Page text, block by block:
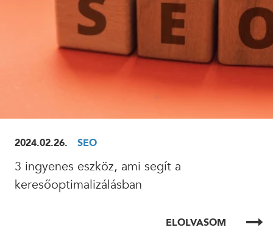
2024.02.26. SEO
3 ingyenes eszköz, ami segít a
keresőoptimalizálásban
ELOLVASOM